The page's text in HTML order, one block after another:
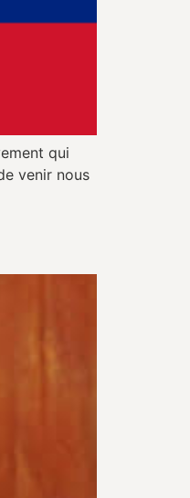
qui
venir nous